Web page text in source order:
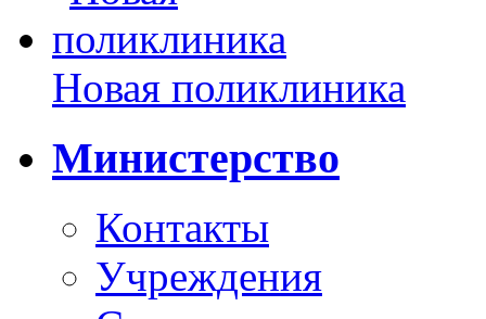
Новая поликлиника
Министерство
Контакты
Учреждения